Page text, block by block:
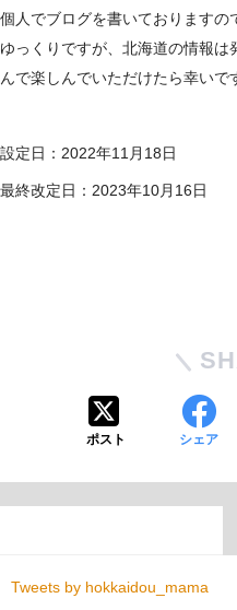
個人でブログを書いておりますの
ゆっくりですが、北海道の情報
んで楽しんでいただけたら幸いで
設定日：2022年11月18日
最終改定日：2023年10月16日
ポスト シェア
Tweets by hokkaidou_mama